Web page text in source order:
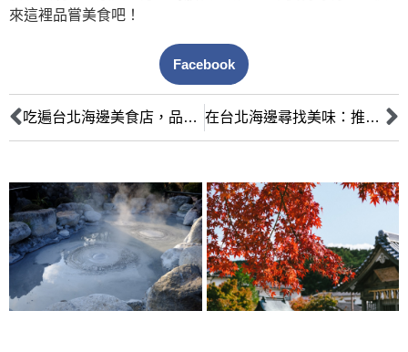
來這裡品嘗美食吧！
Facebook
吃遍台北海邊美食店，品嚐道地的海鮮料理與異國風味 在台北海邊尋找美味：推薦幾家必吃的美食店